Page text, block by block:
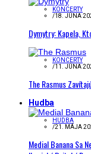
KONCERTY
/18. JÚNA
Dymytry: Kapela,
KONCERTY
/11. JÚNA
The Rasmus
Hudba
HUDBA
/21. MÁJA
Medial Banana Sa